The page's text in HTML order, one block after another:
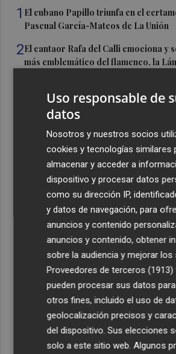
1 El cubano Papillo triunfa en el
Pascual García-Mateos de La Unión
2El cantaor Rafa del Calli emociona y
más emblemático del flamenco, la
El Castell de l'Olla de Altea 2026, en
El Villarreal pone el broche de oro a
con una victoria contra el
Kiat Lim preside por primera vez un
Recibe toda la
Plaza Podcast en
Quiero
Uso responsable de
datos
Nosotros y nuestros socios
cookies y tecnologías similares
almacenar y acceder a
dispositivo y procesar datos
como su dirección IP,
y datos de navegación, para
anuncios y contenido
anuncios y contenido, obtener
sobre la audiencia y mejorar los
Proveedores de terceros (1913)
pueden procesar sus datos
otros fines, incluido el uso de
geolocalización precisos y
del dispositivo. Sus elecciones
solo a este sitio web. Algunos